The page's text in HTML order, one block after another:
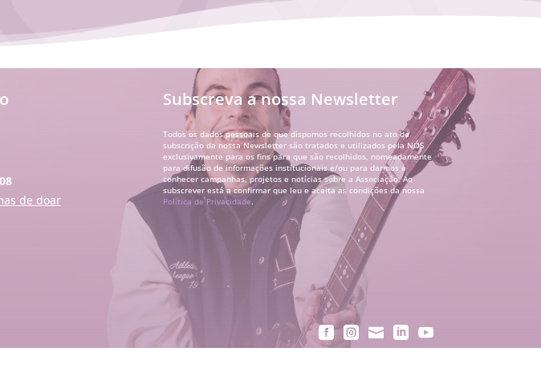
de doar
Subscreva a nossa Newsletter
Todos os dados pessoais de que dispomos recolhidos no ato de
subscrição da nossa Newsletter são tratados e utilizados pela NÓS
exclusivamente para os fins para que são recolhidos, nomeadamente
para difusão de informações institucionais e/ou para darmos a
conhecer campanhas, projetos e notícias sobre a Associação. Ao
subscrever está a confirmar que leu e aceita as condições da nossa
Política de Privacidade.
    